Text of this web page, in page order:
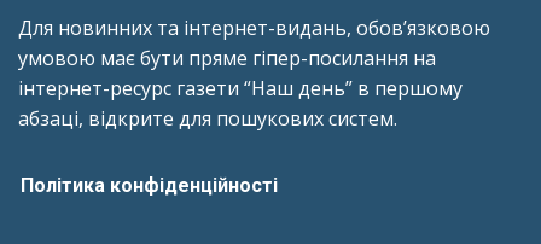
Для новинних та інтернет-видань, обов’язковою
умовою має бути пряме гіпер-посилання на
інтернет-ресурс газети “Наш день” в першому
абзаці, відкрите для пошукових систем.
Політика конфіденційності